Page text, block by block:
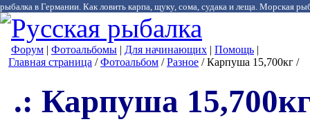
рыбалка в Германии. Как ловить карпа, щуку, сома, судака и леща. Морская
Форум | Фотоальбомы | Для начинающих | Помощь |
Главная страница /Фотоальбом /Разное / Карпуша 15,700кг /
.: Карпуша